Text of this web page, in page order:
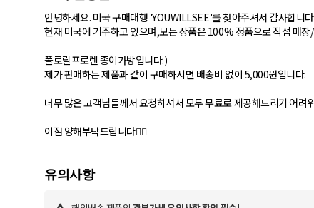
안녕하세요. 미국 구매대행 'YOUWILLSEE'를 찾아주셔서 감사합니
현재 미국에 거주하고 있으며,모든 상품은 100% 정품으로 직접 매
폴로랄프로렌 종이가방입니다:)
제가 판매하는 제품과 같이 구매하시면 배송비 없이 5,000원입니다.
너무 많은 고객님들께서 요청하셔서 모두 무료로 제공해드리기 어
이점 양해부탁드립니다🙇‍♂️
유의사항